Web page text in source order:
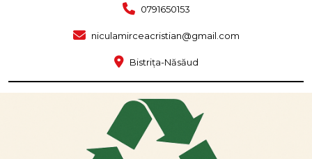
0791650153
niculamirceacristian@gmail.com
Bistrița-Năsăud